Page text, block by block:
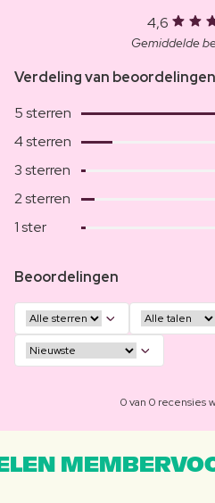
4,6
Gemiddelde
Verdeling van beoordelingen
5 sterren
4 sterren
3 sterren
2 sterren
1 ster
Beoordelingen
0 van 0 recensies